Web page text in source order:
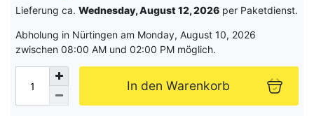
Lieferung ca. Wednesday, August 12, 2026 per Paketdienst.
Abholung in Nürtingen am Monday, August 10, 2026
zwischen 08:00 AM und 02:00 PM möglich.
In den Warenkorb